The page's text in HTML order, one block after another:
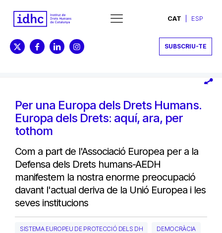
CAT ESP
SUBSCRIU-TE
Per una Europa dels Drets Humans.
Europa dels Drets: aquí, ara, per
tothom
Com a part de l'Associació Europea per a la
Defensa dels Drets humans-AEDH
manifestem la nostra enorme preocupació
davant l'actual deriva de la Unió Europea i les
seves institucions
SISTEMA EUROPEU DE PROTECCIÓ DELS DH DEMOCRÀCIA